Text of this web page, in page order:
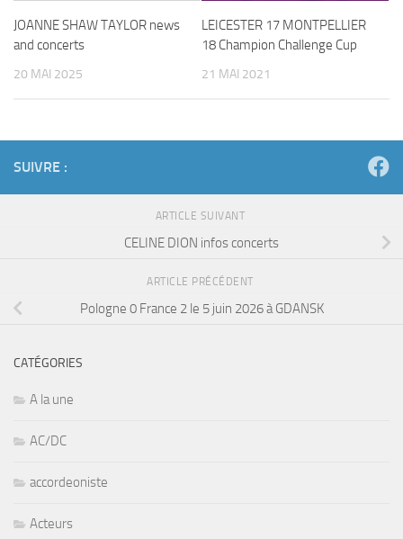
JOANNE SHAW TAYLOR news
and concerts
20 MAI 2025
LEICESTER 17 MONTPELLIER
18 Champion Challenge Cup
21 MAI 2021
SUIVRE :
ARTICLE SUIVANT
CELINE DION infos concerts
ARTICLE PRÉCÉDENT
Pologne 0 France 2 le 5 juin 2026 à GDANSK
CATÉGORIES
A la une
AC/DC
accordeoniste
Acteurs